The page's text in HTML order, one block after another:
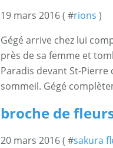
19 mars 2016 ( #rions )
Gégé arrive chez lui
près de sa femme et
Paradis devant St-
sommeil. Gégé
broche de
20 mars 2016 ( #sakura